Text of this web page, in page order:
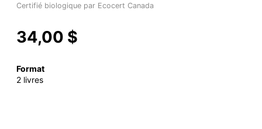
Certifié biologique par Ecocert Canada
34,00 $
Format
2 livres